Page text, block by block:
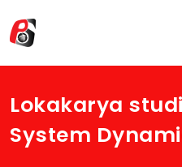
Lokakarya
System